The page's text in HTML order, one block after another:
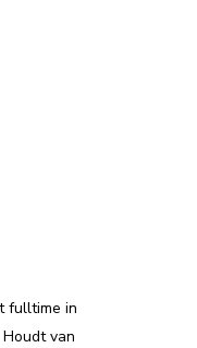
fulltime in
van